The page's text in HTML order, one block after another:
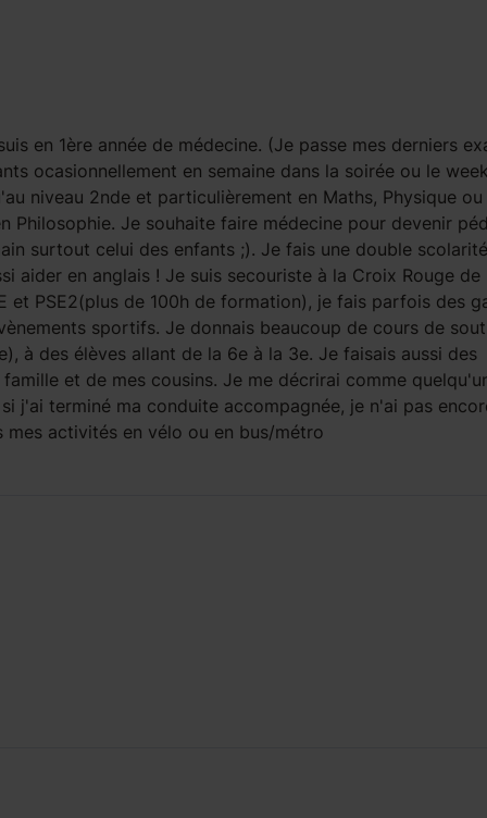
en 1ère année de médecine. (Je passe mes derniers
ocasionnellement en semaine dans la soirée ou le
niveau 2nde et particulièrement en Maths, Physique ou
Philosophie. Je souhaite faire médecine pour devenir
surtout celui des enfants ;). Je fais une double scolarité
aider en anglais ! Je suis secouriste à la Croix Rouge de
et PSE2(plus de 100h de formation), je fais parfois des
sportifs. Je donnais beaucoup de cours de
à des élèves allant de la 6e à la 3e. Je faisais aussi des
et de mes cousins. Je me décrirai comme
j'ai terminé ma conduite accompagnée, je n'ai pas
activités en vélo ou en bus/métro